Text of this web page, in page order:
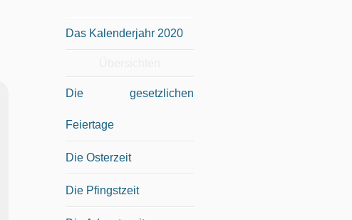
Das Kalenderjahr 2020
Die gesetzlichen
Feiertage
Die Osterzeit
Die Pfingstzeit